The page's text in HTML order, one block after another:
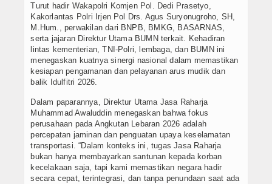
Turut hadir Wakapolri Komjen Pol. Dedi Prasetyo,
Kakorlantas Polri Irjen Pol Drs. Agus Suryonugroho, SH,
M.Hum., perwakilan dari BNPB, BMKG, BASARNAS,
serta jajaran Direktur Utama BUMN terkait. Kehadiran
lintas kementerian, TNI-Polri, lembaga, dan BUMN ini
menegaskan kuatnya sinergi nasional dalam memastikan
kesiapan pengamanan dan pelayanan arus mudik dan
balik Idulfitri 2026.
Dalam paparannya, Direktur Utama Jasa Raharja
Muhammad Awaluddin menegaskan bahwa fokus
perusahaan pada Angkutan Lebaran 2026 adalah
percepatan jaminan dan penguatan upaya keselamatan
transportasi. “Dalam konteks ini, tugas Jasa Raharja
bukan hanya membayarkan santunan kepada korban
kecelakaan saja, tapi kami memastikan negara hadir
secara cepat, terintegrasi, dan tanpa penundaan saat ada